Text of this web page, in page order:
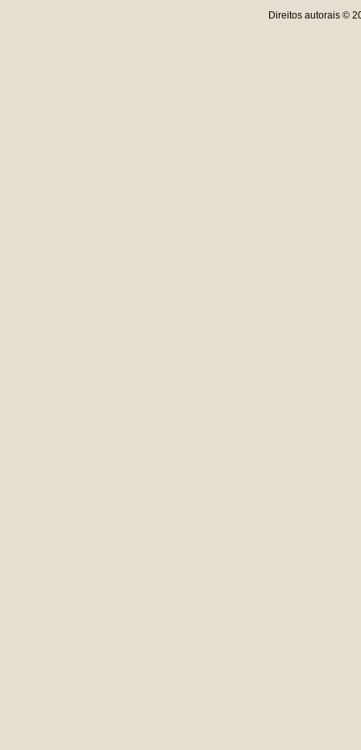
Direitos autorais ©